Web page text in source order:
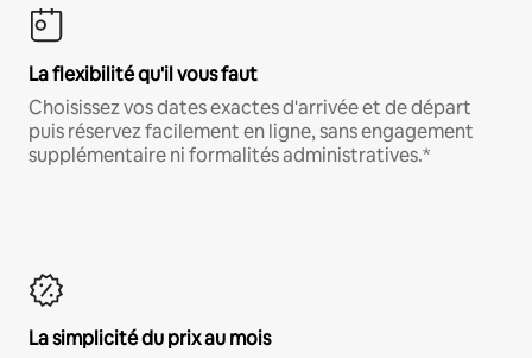
La flexibilité qu'il vous faut
Choisissez vos dates exactes d'arrivée et de départ
puis réservez facilement en ligne, sans engagement
supplémentaire ni formalités administratives.*
La simplicité du prix au mois